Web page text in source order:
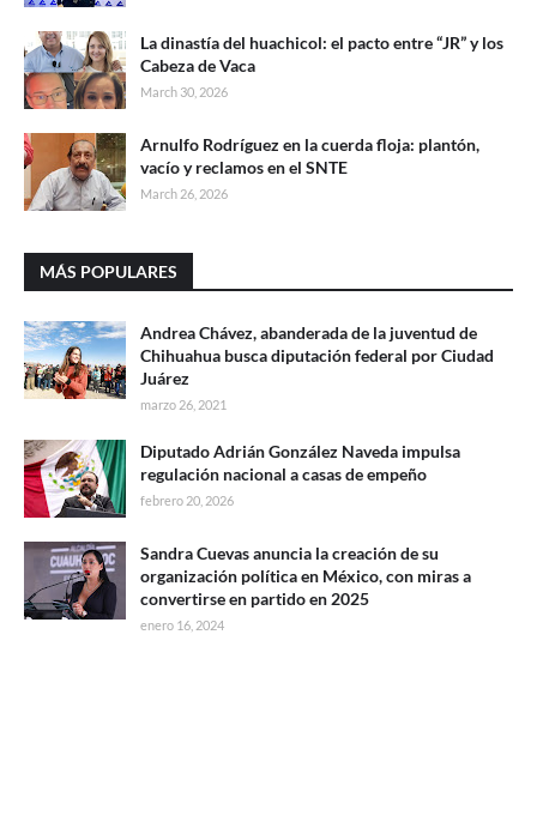
La dinastía del huachicol: el pacto entre “JR” y los
Cabeza de Vaca
March 30, 2026
Arnulfo Rodríguez en la cuerda floja: plantón,
vacío y reclamos en el SNTE
March 26, 2026
MÁS POPULARES
Andrea Chávez, abanderada de la juventud de
Chihuahua busca diputación federal por Ciudad
Juárez
marzo 26, 2021
Diputado Adrián González Naveda impulsa
regulación nacional a casas de empeño
febrero 20, 2026
Sandra Cuevas anuncia la creación de su
organización política en México, con miras a
convertirse en partido en 2025
enero 16, 2024